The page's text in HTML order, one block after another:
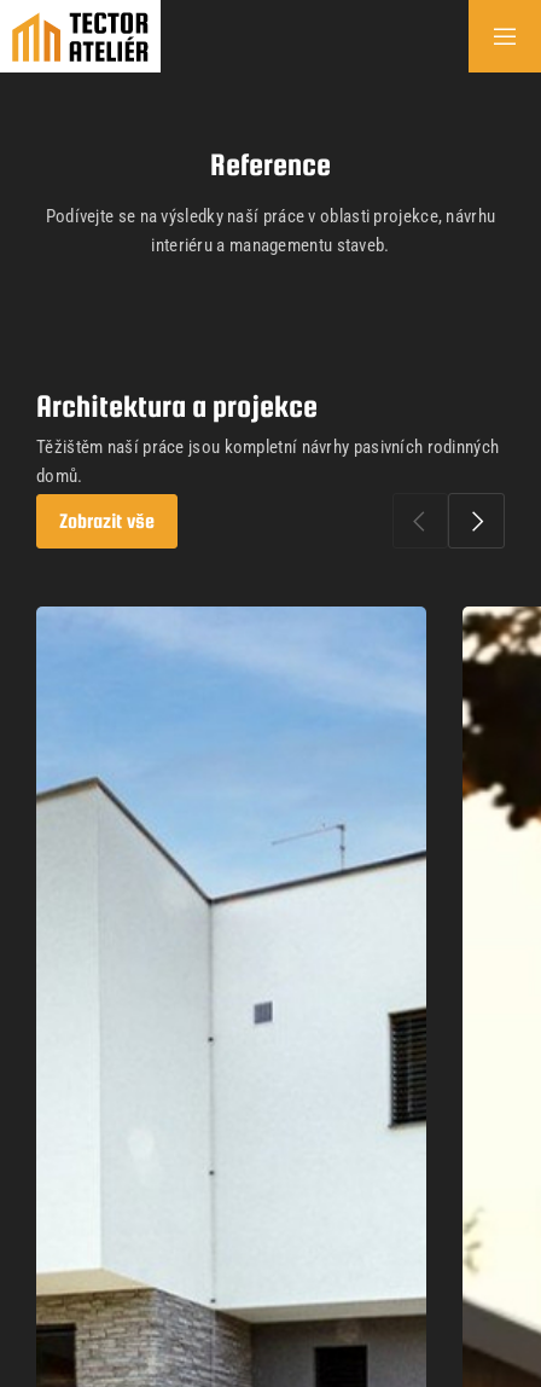
Reference
Podívejte se na výsledky naší práce v oblasti projekce, návrhu
interiéru a managementu staveb.
Architektura a projekce
Těžištěm naší práce jsou kompletní návrhy pasivních rodinných
domů.
Zobrazit vše